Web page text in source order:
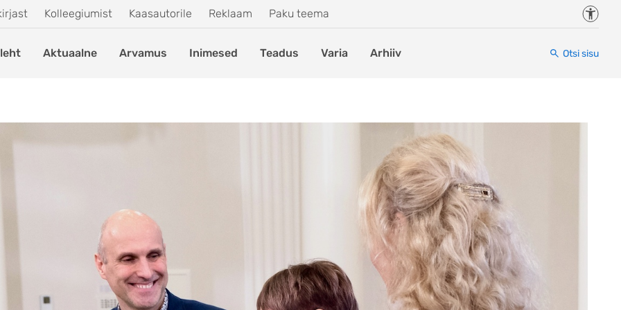
Kolleegiumist Kaasautorile Reklaam Paku teema
Aktuaalne Arvamus Inimesed Teadus Varia Arhiiv Otsi sisu